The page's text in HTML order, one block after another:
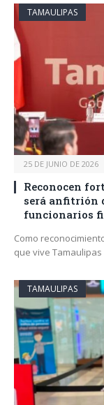
TAMAULIPAS
25 DE JUNIO DE 2026
Reconocen
será anfitrión
funcionarios
Como
que vive
TAMAULIPAS